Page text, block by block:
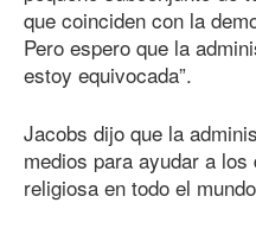
que coinciden con la
Pero espero que la
estoy equivocada”.
Jacobs dijo que la
medios para ayudar a
religiosa en todo el